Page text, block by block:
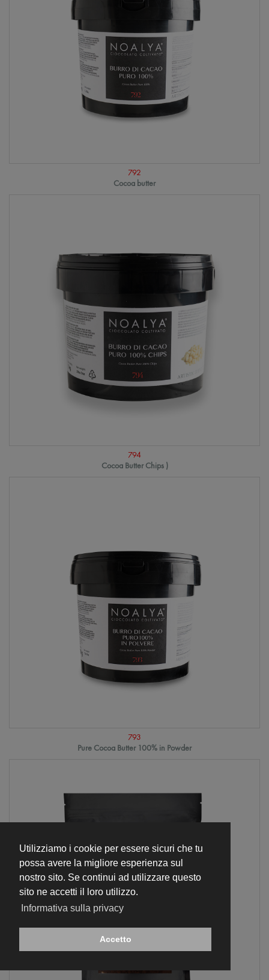
Utilizziamo i cookie per essere sicuri che tu
possa avere la migliore esperienza sul
nostro sito. Se continui ad utilizzare questo
sito ne accetti il loro utilizzo.
Informativa sulla privacy
Accetto
792
Cocoa butter
794
Cocoa Butter Chips )
793
Pure Cocoa Butter 100% in Powder